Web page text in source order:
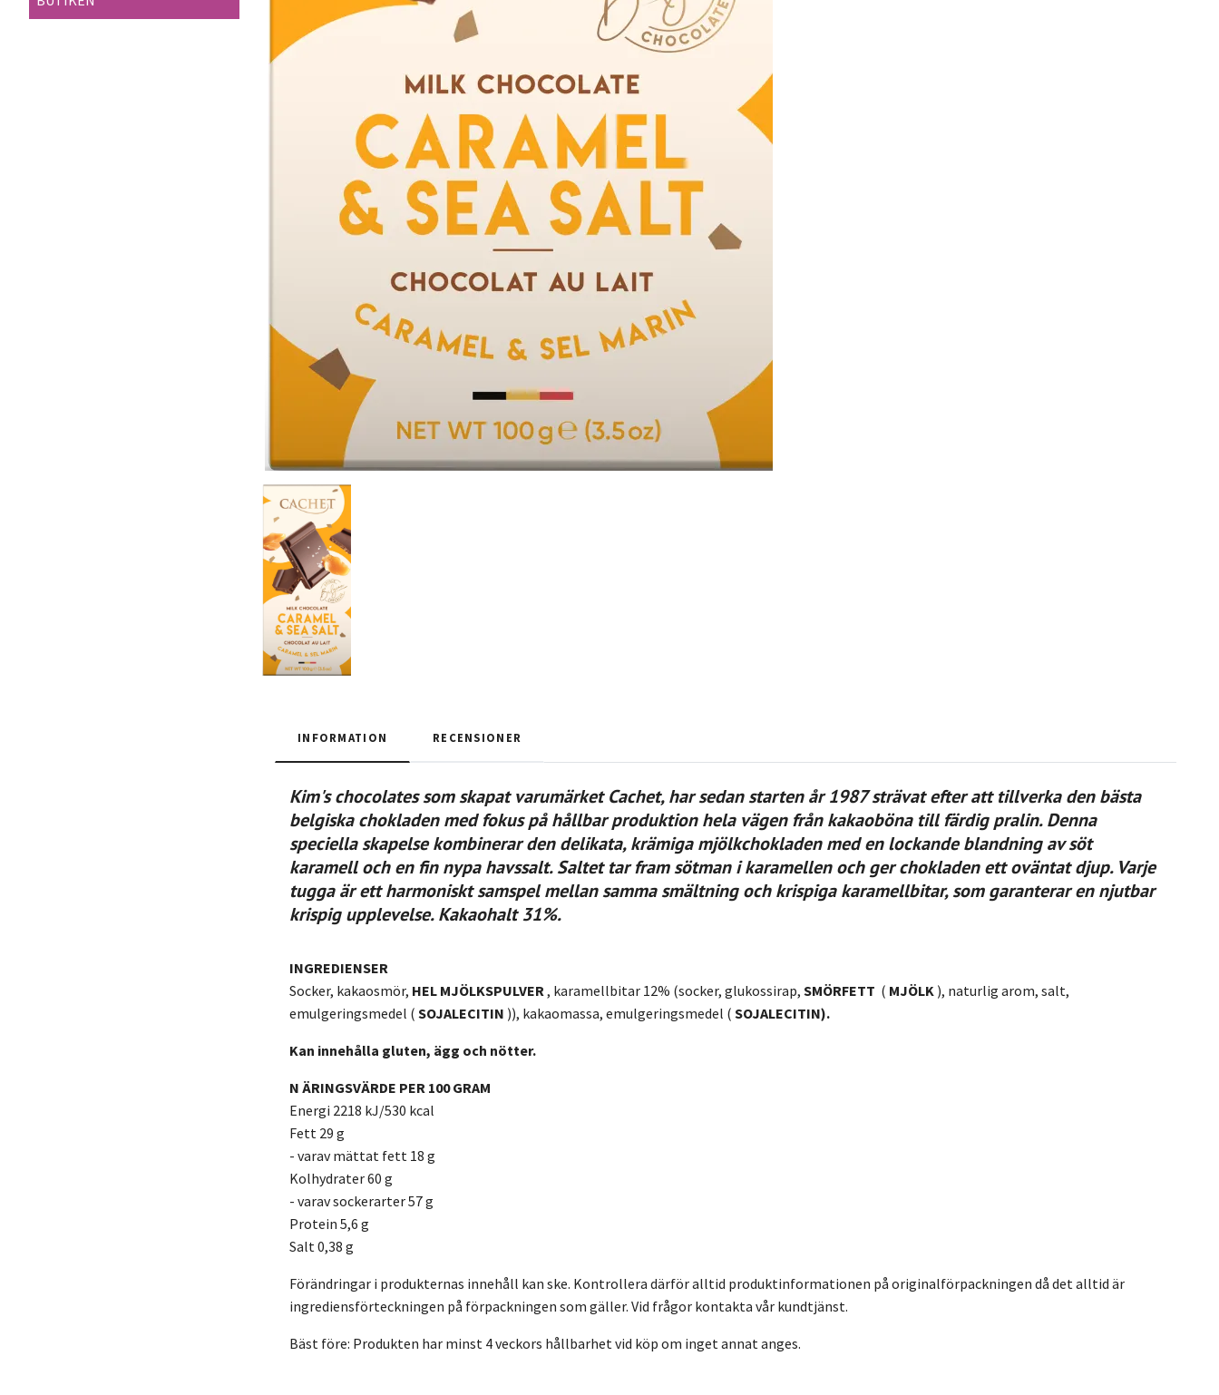
INFORMATION RECENSIONER
Kim's chocolates som skapat varumärket Cachet, har sedan starten år 1987 strävat efter att tillverka den bästa
belgiska chokladen med fokus på hållbar produktion hela vägen från kakaoböna till färdig pralin. Denna
speciella skapelse kombinerar den delikata, krämiga mjölkchokladen med en lockande blandning av söt
karamell och en fin nypa havssalt. Saltet tar fram sötman i karamellen och ger chokladen ett oväntat djup. Varje
tugga är ett harmoniskt samspel mellan samma smältning och krispiga karamellbitar, som garanterar en njutbar
krispig upplevelse. Kakaohalt 31%.
INGREDIENSER
Socker, kakaosmör, HEL MJÖLKSPULVER , karamellbitar 12% (socker, glukossirap, SMÖRFETT ( MJÖLK ), naturlig arom, salt,
emulgeringsmedel ( SOJALECITIN )), kakaomassa, emulgeringsmedel ( SOJALECITIN).
Kan innehålla gluten, ägg och nötter.
N ÄRINGSVÄRDE PER 100 GRAM
Energi 2218 kJ/530 kcal
Fett 29 g
- varav mättat fett 18 g
Kolhydrater 60 g
- varav sockerarter 57 g
Protein 5,6 g
Salt 0,38 g
Förändringar i produkternas innehåll kan ske. Kontrollera därför alltid produktinformationen på originalförpackningen då det alltid är
ingrediensförteckningen på förpackningen som gäller. Vid frågor kontakta vår kundtjänst.
Bäst före: Produkten har minst 4 veckors hållbarhet vid köp om inget annat anges.